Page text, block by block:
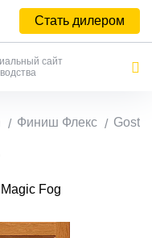
Стать дилером
сайт
Финиш Флекс Gost
Fog